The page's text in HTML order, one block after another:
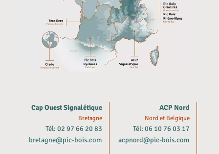
Cap Ouest Signalétique
Bretagne
Tél: 02 97 66 20 83
bretagne@pic-bois.com
ACP Nord
Nord et Belgique
Tél: 06 10 76 03 17
acpnord@pic-bois.com